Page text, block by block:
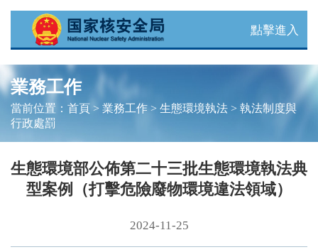
點擊進入
業務工作
當前位置： 首頁> 業務工作> 生態環境執法> 執法制度與
行政處罰
生態環境部公佈第二十三批生態環境執法典
型案例（打擊危險廢物環境違法領域）
2024-11-25